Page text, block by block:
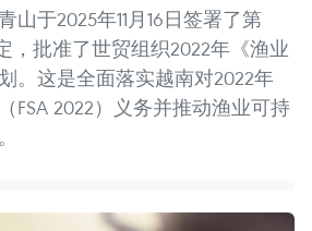
山于2025年11月16日签署了第
，批准了世贸组织2022年《渔业
。这是全面落实越南对2022年
FSA 2022）义务并推动渔业可持